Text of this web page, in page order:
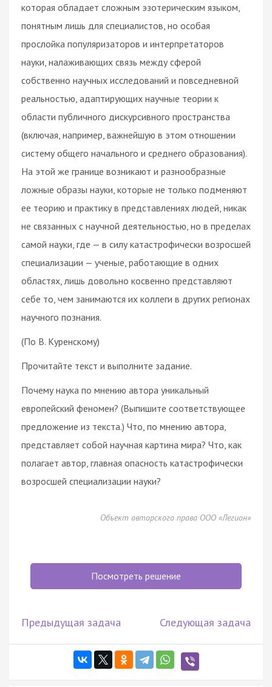
которая обладает сложным эзотерическим языком,
понятным лишь для специалистов, но особая
прослойка популяризаторов и интерпретаторов
науки, налаживающих связь между сферой
собственно научных исследований и повседневной
реальностью, адаптирующих научные теории к
области публичного дискурсивного пространства
(включая, например, важнейшую в этом отношении
систему общего начального и среднего образования).
На этой же границе возникают и разнообразные
ложные образы науки, которые не только подменяют
ее теорию и практику в представлениях людей, никак
не связанных с научной деятельностью, но в пределах
самой науки, где — в силу катастрофически возросшей
специализации — ученые, работающие в одних
областях, лишь довольно косвенно представляют
себе то, чем занимаются их коллеги в других регионах
научного познания.
(По В. Куренскому)
Прочитайте текст и выполните задание.
Почему наука по мнению автора уникальный
европейский феномен? (Выпишите соответствующее
предложение из текста.) Что, по мнению автора,
представляет собой научная картина мира? Что, как
полагает автор, главная опасность катастрофически
возросшей специализации науки?
Объект авторского права ООО «Легион»
Посмотреть решение
Предыдущая задача Следующая задача